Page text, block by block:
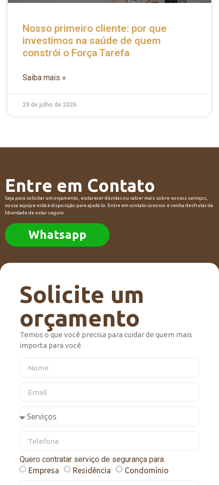
Nosso primeiro cliente: por que
investimos na saúde de quem
constrói o Força Tarefa
Saiba mais »
29 de julho de 2026
Entre em Contato
Seja para solicitar um orçamento, esclarecer dúvidas ou saber mais sobre nossos serviços,
nossa equipe está à disposição para ajudá-lo. Entre em contato conosco e venha desfrutar da
liberdade de estar seguro.
Whatsapp
Solicite um
orçamento
Temos o que você precisa para cuidar de quem mais
importa para você
Quero contratar serviço de segurança para:
Empresa Residência Condomínio